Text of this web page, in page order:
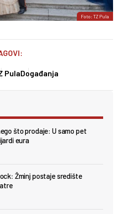
Foto: TZ Pula
PulaDogađanja
što prodaje: U samo pet
eura
Žminj postaje središte